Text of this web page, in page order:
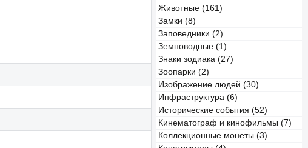
Животные (161)
Замки (8)
Заповедники (2)
Земноводные (1)
Знаки зодиака (27)
Зоопарки (2)
Изображение людей (30)
Инфраструктура (6)
Исторические события (52)
Кинематограф и кинофильмы (7)
Коллекционные монеты (3)